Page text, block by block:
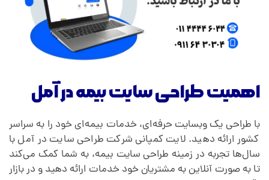
اهمیت طراحی سایت بیمه در آمل
با طراحی یک وبسایت حرفه‌ای، خدمات بیمه‌ای خود را به سراسر
کشور ارائه دهید. لایت کمپانی شرکت طراحی سایت در آمل با
سال‌ها تجربه در زمینه طراحی سایت بیمه، به شما کمک می‌کند
تا به صورت آنلاین به مشتریان خود خدمات ارائه دهید و در بازار